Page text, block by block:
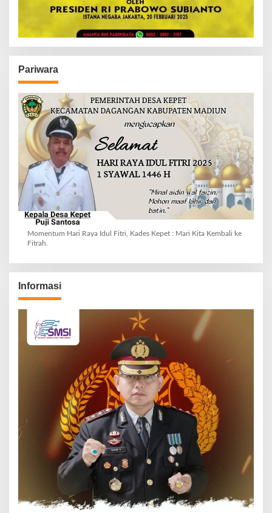
Pariwara
Momentum Hari Raya Idul Fitri, Kades Kepet : Mari Kita Kembali ke
Fitrah.
Informasi